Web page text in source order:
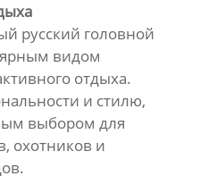
русский головной
видом
отдыха.
и стилю,
выбором для
охотников и